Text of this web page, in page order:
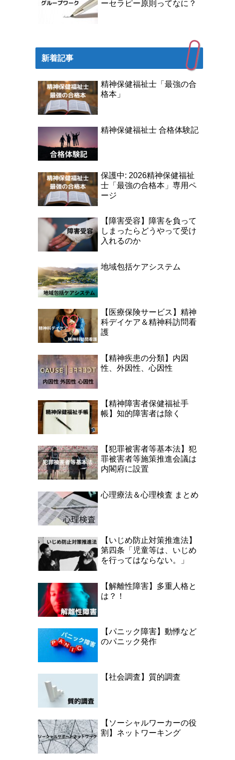
ーセラピー原則ってなに？
新着記事
精神保健福祉士「最強の合
格本」
精神保健福祉士 合格体験記
保護中: 2026精神保健福祉
士「最強の合格本」専用ペ
ージ
【障害受容】障害を負って
しまったらどうやって受け
入れるのか
地域包括ケアシステム
【医療保険サービス】精神
科デイケア＆精神科訪問看
護
【精神疾患の分類】内因
性、外因性、心因性
【精神障害者保健福祉手
帳】知的障害者は除く
【犯罪被害者等基本法】犯
罪被害者等施策推進会議は
内閣府に設置
心理療法＆心理検査 まとめ
【いじめ防止対策推進法】
第四条「児童等は、いじめ
を行ってはならない。」
【解離性障害】多重人格と
は？！
【パニック障害】動悸など
のパニック発作
【社会調査】質的調査
【ソーシャルワーカーの役
割】ネットワーキング